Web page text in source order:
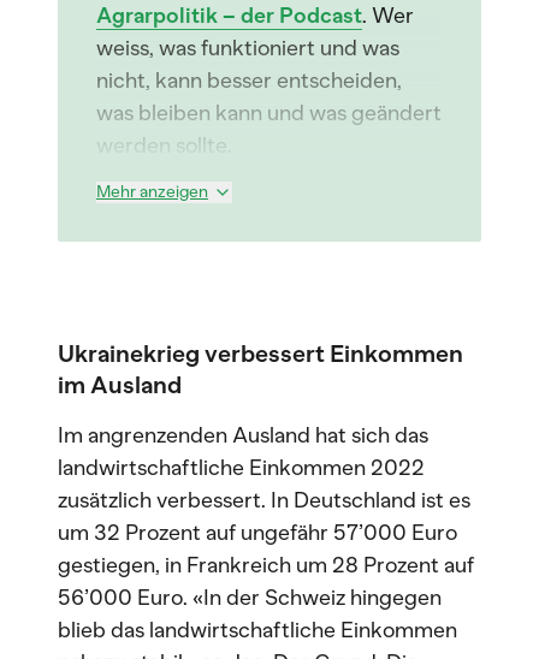
Agrarpolitik – der Podcast. Wer
weiss, was funktioniert und was
nicht, kann besser entscheiden,
was bleiben kann und was geändert
werden sollte.
Mehr anzeigen
Ukrainekrieg verbessert Einkommen
im Ausland
Im angrenzenden Ausland hat sich das
landwirtschaftliche Einkommen 2022
zusätzlich verbessert. In Deutschland ist es
um 32 Prozent auf ungefähr 57’000 Euro
gestiegen, in Frankreich um 28 Prozent auf
56’000 Euro. «In der Schweiz hingegen
blieb das landwirtschaftliche Einkommen